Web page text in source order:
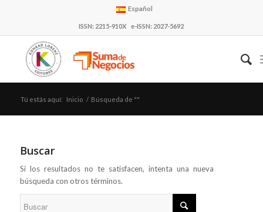
Español
ISSN: 2215-910X e-ISSN: 2027-5692
Tú estás aquí: Inicio / Búsqueda de ""
Buscar
Si los resultados no te satisfacen, intenta una nueva
búsqueda con otros términos.